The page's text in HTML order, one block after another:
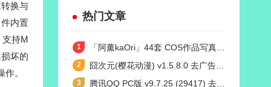
换与
内置
支持M
坏的
。
热门文章
「阿薰kaOri」44套 COS作品写真合集[持续更新]，一个独特的Coser魅力
囧次元(樱花动漫) v1.5.8.0 去广告纯净版
腾讯QQ PC版 v9.7.25 (29417) 去广告防撤回绿色精简版